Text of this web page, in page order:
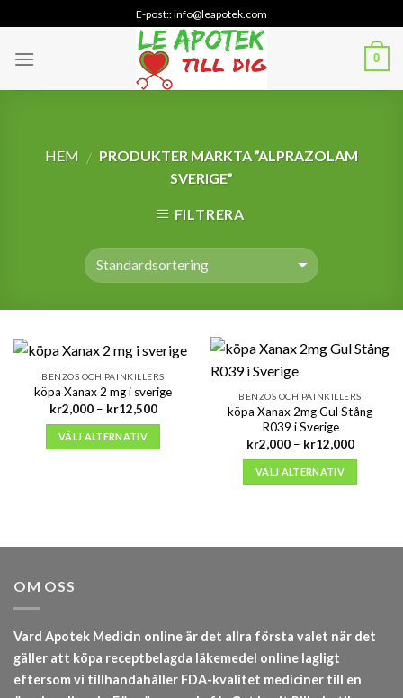
to
content
E-post:: info@leapotek.com
0
HEM / PRODUKTER MÄRKTA ”ALPRAZOLAM
SVERIGE”
FILTRERA
BENZOS OCH PAINKILLERS
köpa Xanax 2 mg i sverige
kr2,000 – kr12,500Prisintervall:
VÄLJ ALTERNATIV
BENZOS OCH PAINKILLERS
köpa Xanax 2mg Gul Stång
R039 i Sverige
kr2,000 – kr12,000
VÄLJ ALTERNATIV
OM OSS
Vard Apotek Medicin online är det allra första valet när det
gäller att köpa receptbelagda läkemedel online lagligt
eftersom vi tillhandahåller FDA-kvalitet mediciner till en